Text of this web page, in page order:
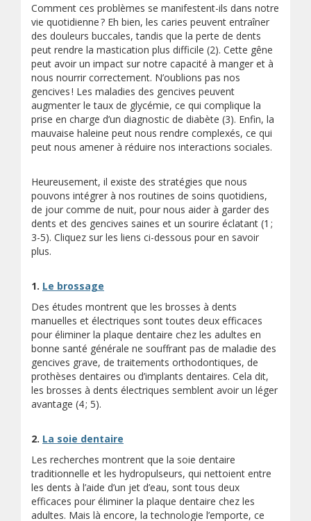
Comment ces problèmes se manifestent-ils dans notre
vie quotidienne ? Eh bien, les caries peuvent entraîner
des douleurs buccales, tandis que la perte de dents
peut rendre la mastication plus difficile (2). Cette gêne
peut avoir un impact sur notre capacité à manger et à
nous nourrir correctement. N’oublions pas nos
gencives ! Les maladies des gencives peuvent
augmenter le taux de glycémie, ce qui complique la
prise en charge d’un diagnostic de diabète (3). Enfin, la
mauvaise haleine peut nous rendre complexés, ce qui
peut nous amener à réduire nos interactions sociales.
Heureusement, il existe des stratégies que nous
pouvons intégrer à nos routines de soins quotidiens,
de jour comme de nuit, pour nous aider à garder des
dents et des gencives saines et un sourire éclatant (1 ;
3-5). Cliquez sur les liens ci-dessous pour en savoir
plus.
1. Le brossage
Des études montrent que les brosses à dents
manuelles et électriques sont toutes deux efficaces
pour éliminer la plaque dentaire chez les adultes en
bonne santé générale ne souffrant pas de maladie des
gencives grave, de traitements orthodontiques, de
prothèses dentaires ou d’implants dentaires. Cela dit,
les brosses à dents électriques semblent avoir un léger
avantage (4 ; 5).
2. La soie dentaire
Les recherches montrent que la soie dentaire
traditionnelle et les hydropulseurs, qui nettoient entre
les dents à l’aide d’un jet d’eau, sont tous deux
efficaces pour éliminer la plaque dentaire chez les
adultes. Mais là encore, la technologie l’emporte, ce